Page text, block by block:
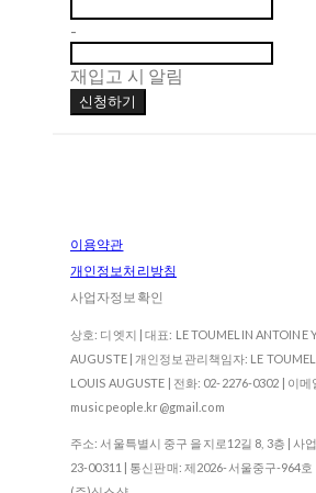
-
재입고 시 알림
신청하기
이용약관
개인정보처리방침
사업자정보확인
상호: 디엣지 | 대표: LE TOUMELIN ANTOINE
AUGUSTE | 개인정보관리책임자: LE
LOUIS AUGUSTE | 전화: 02-2276-0302 | 이메
musicpeople.kr@gmail.com
주소: 서울특별시 중구 을지로12길 8, 3층 | 사
23-00311 | 통신판매: 제2026-서울중구-964호